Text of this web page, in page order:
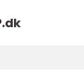
dk